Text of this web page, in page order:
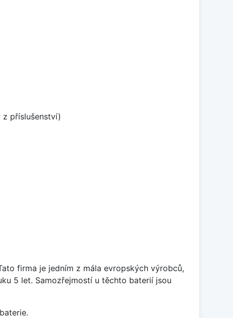
příslušenství)
firma je jedním z mála evropských výrobců,
5 let. Samozřejmostí u těchto baterií jsou